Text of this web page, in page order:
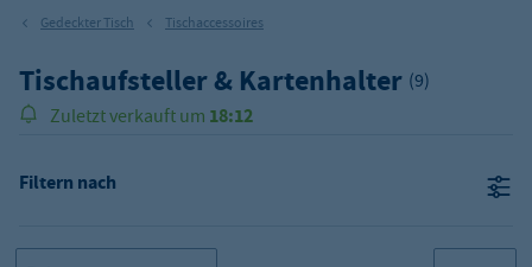
Gedeckter Tisch Tischaccessoires
Tischaufsteller & Kartenhalter (9)
Zuletzt verkauft um 18:12
Filtern nach